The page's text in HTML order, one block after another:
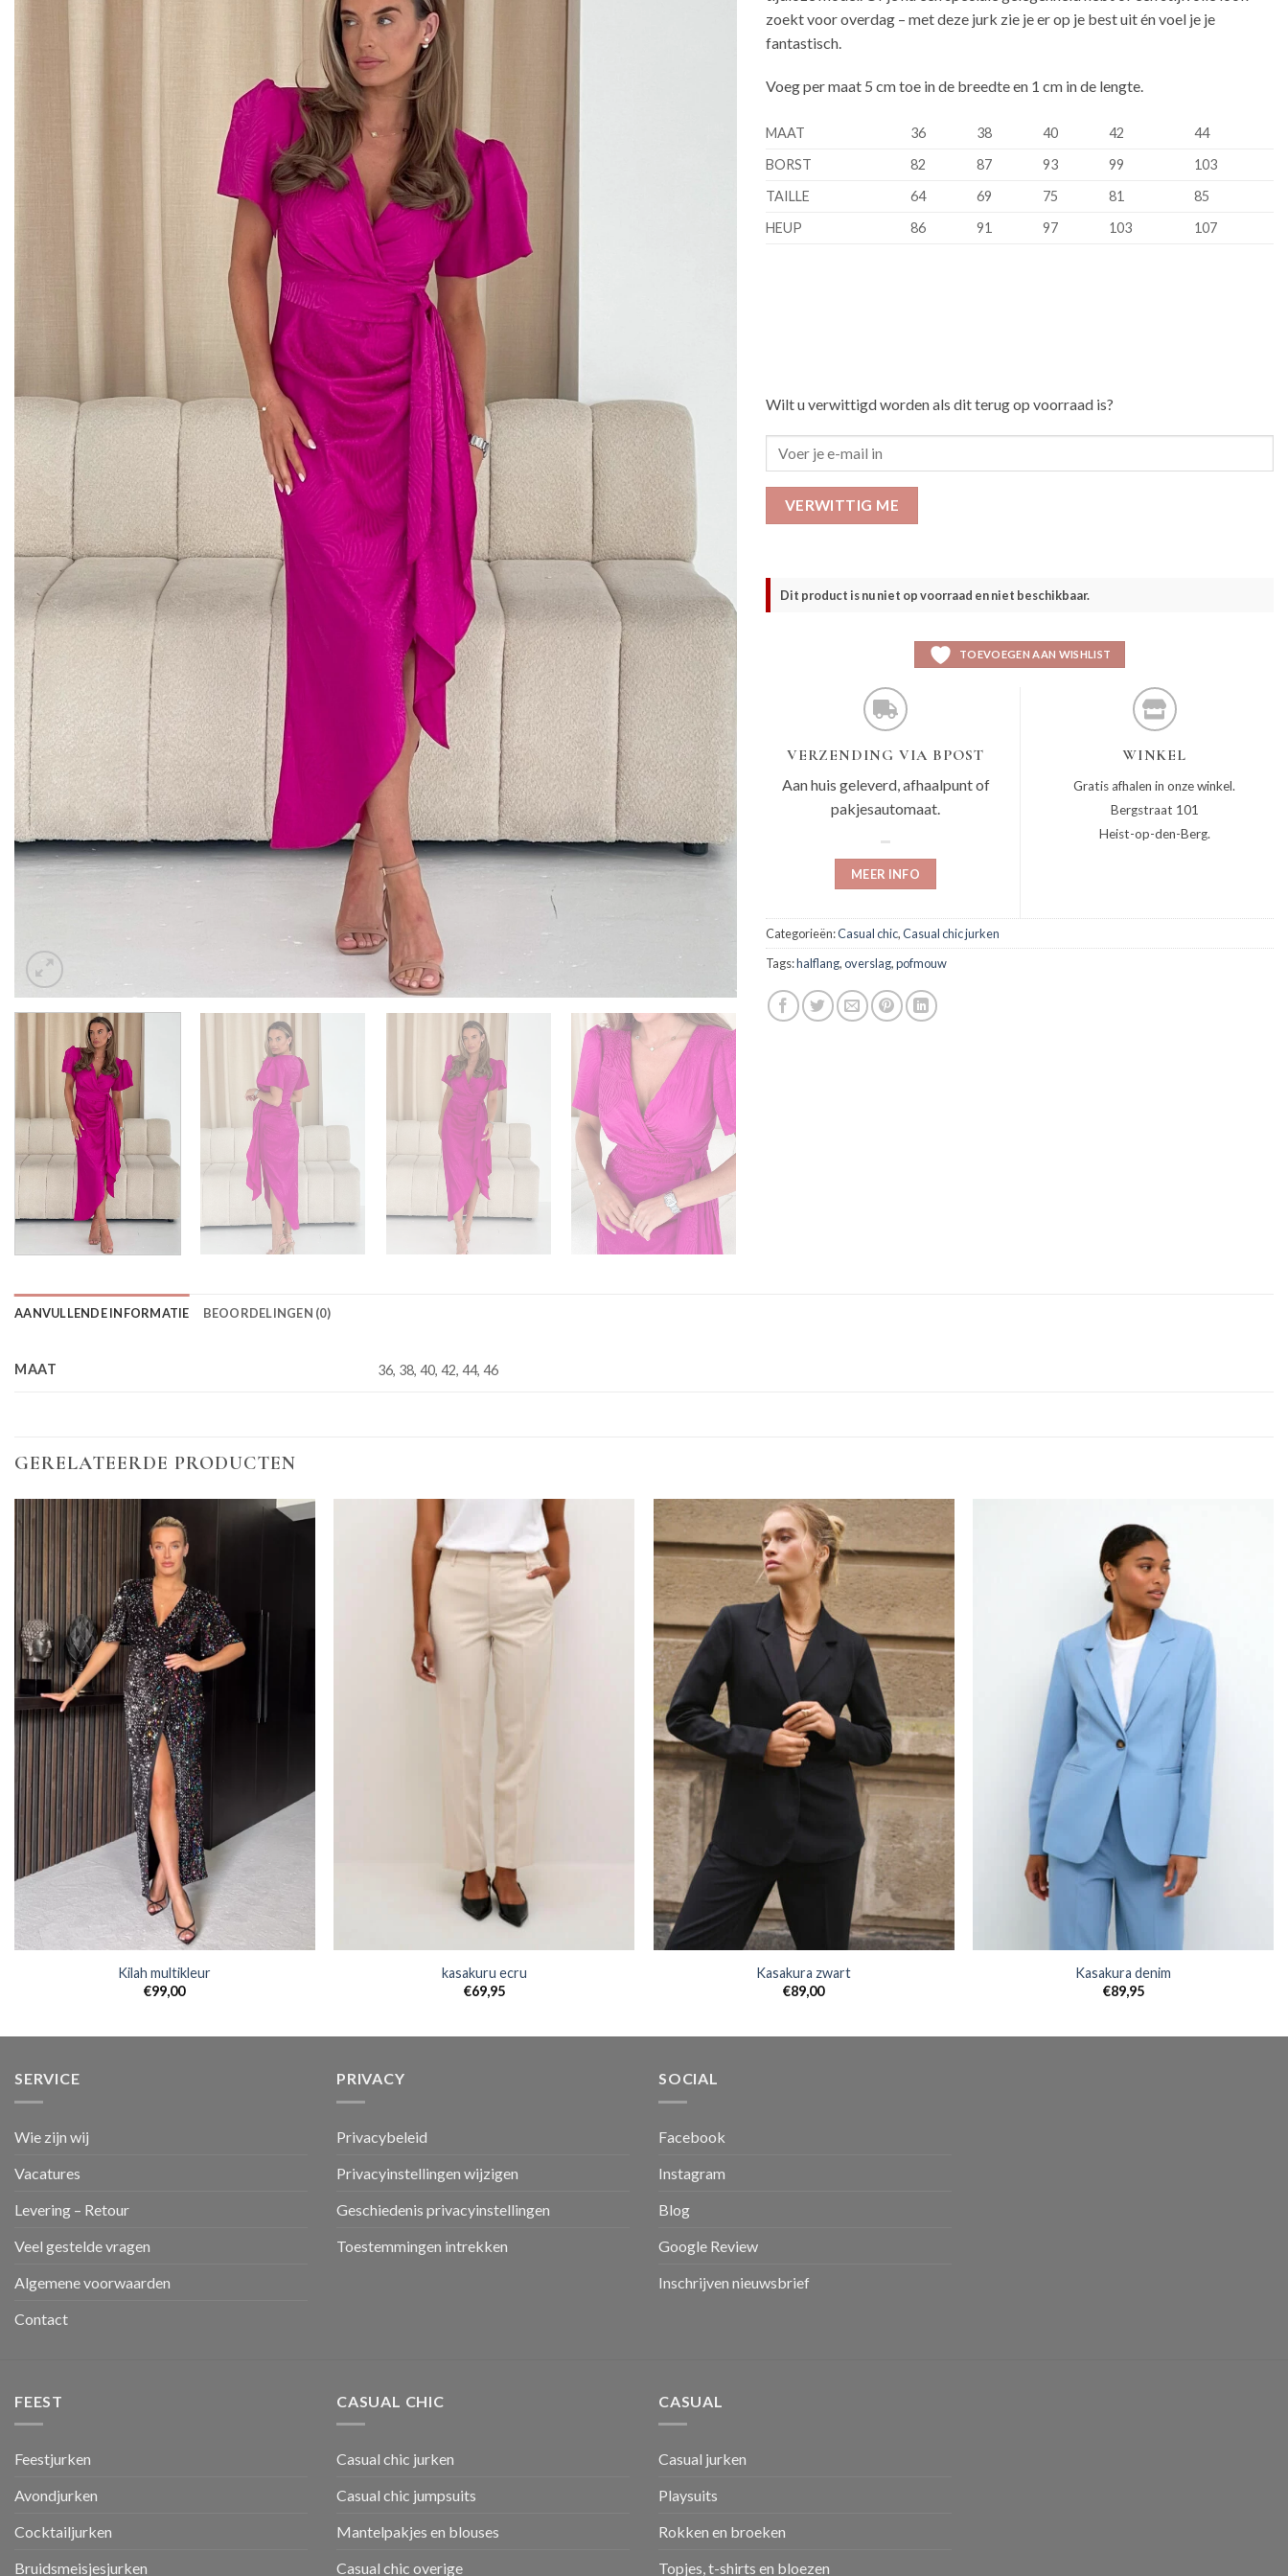
zoekt voor overdag – met deze jurk zie je er op je best uit én voel je je
fantastisch.
Voeg per maat 5 cm toe in de breedte en 1 cm in de lengte.
MAAT 36 38 40 42
44
BORST
82 87 93 99
103
TAILLE
64 69 75 81
85
HEUP
86 91 97 103 107
Wilt u verwittigd worden als dit terug op voorraad is?
VERWITTIG ME
Dit product is nu niet op voorraad en niet beschikbaar.
TOEVOEGEN AAN WISHLIST
VERZENDING VIA BPOST
Aan huis geleverd, afhaalpunt of
pakjesautomaat.
MEER INFO
WINKEL
Gratis afhalen in onze winkel.
Bergstraat 101
Heist-op-den-Berg.
Categorieën:Casual chic,Casual chic jurken
Tags:halflang,overslag,pofmouw
AANVULLENDE INFORMATIE BEOORDELINGEN (0)
MAAT 36, 38, 40, 42, 44, 46
GERELATEERDE PRODUCTEN
Kilah multikleur
€99,00
kasakuru ecru
€69,95
Kasakura zwart
€89,00
Kasakura denim
€89,95
SERVICE
Wie zijn wij
Vacatures
Levering – Retour
Veel gestelde vragen
Algemene voorwaarden
Contact
PRIVACY
Privacybeleid
Privacyinstellingen wijzigen
Geschiedenis privacyinstellingen
Toestemmingen intrekken
SOCIAL
Facebook
Instagram
Blog
Google Review
Inschrijven nieuwsbrief
FEEST
Feestjurken
Avondjurken
Cocktailjurken
Bruidsmeisjesjurken
CASUAL CHIC
Casual chic jurken
Casual chic jumpsuits
Mantelpakjes en blouses
Casual chic overige
CASUAL
Casual jurken
Playsuits
Rokken en broeken
Topjes, t-shirts en bloezen